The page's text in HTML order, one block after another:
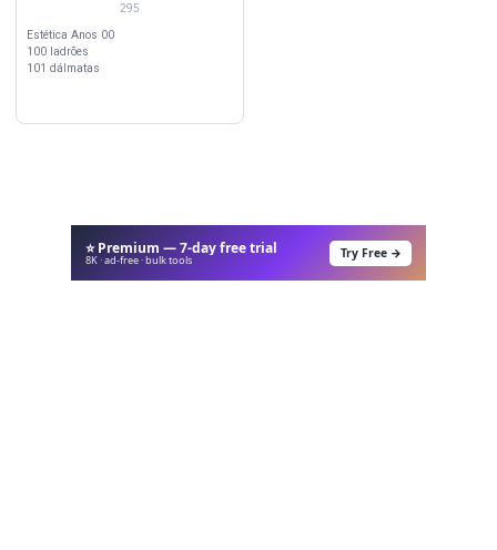
295
Estética Anos 00
100 ladrões
101 dálmatas
⭐ Premium — 7-day free trial
8K · ad-free · bulk tools Try Free →